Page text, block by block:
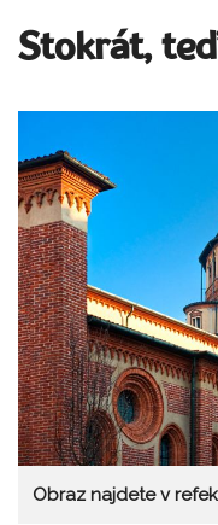
Stokrát,
Obraz najdete v